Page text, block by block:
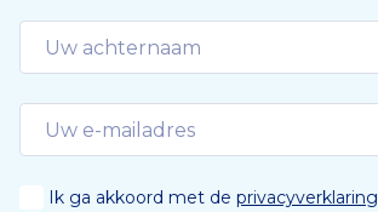
Ik ga akkoord met de privacyverklaring